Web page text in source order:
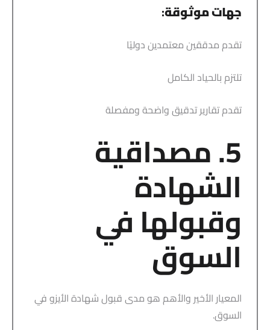
جهات موثوقة:
تقدم مدققين معتمدين دوليًا
تلتزم بالحياد الكامل
تقدم تقارير تدقيق واضحة ومفصلة
5. مصداقية
الشهادة
وقبولها في
السوق
المعيار الأخير والأهم هو مدى قبول شهادة الأيزو في
السوق.